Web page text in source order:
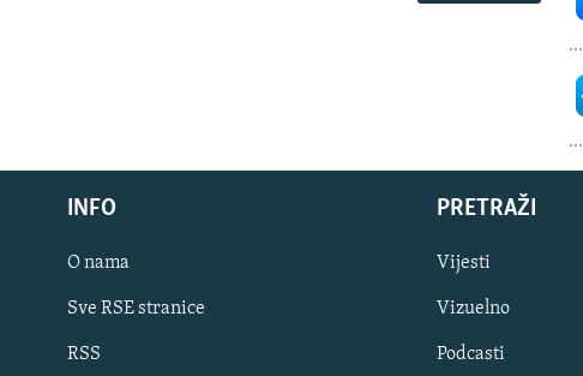
INFO
O nama
Sve RSE stranice
RSS
PRETRAŽI
Vijesti
Vizuelno
Podcasti